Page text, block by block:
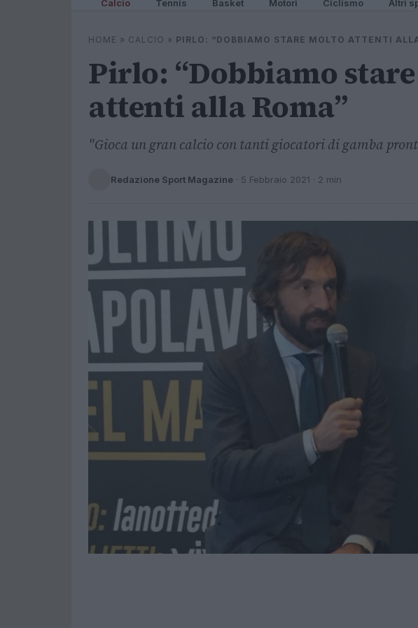
Calcio Tennis Basket Motori Ciclismo Altri
HOME » CALCIO » PIRLO: “DOBBIAMO STARE MOLTO ATTENTI
Pirlo: “Dobbiamo
attenti alla Roma”
"Gioca un gran calcio con tanti giocatori di gamba
Redazione Sport Magazine · 5 Febbraio 2021 · 2 min